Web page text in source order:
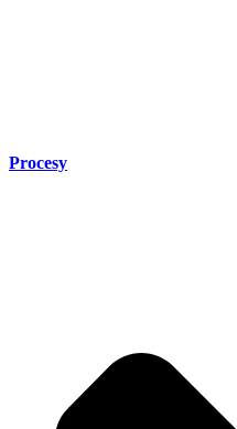
Procesy